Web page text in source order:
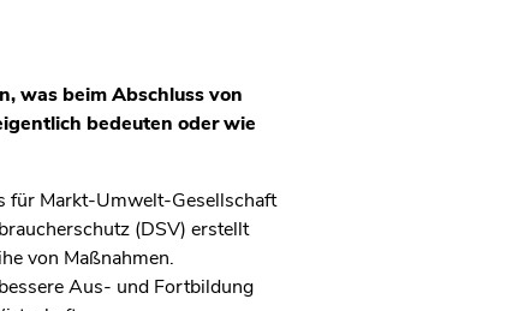
was beim Abschluss von
bedeuten oder wie
für Markt-Umwelt-Gesellschaft
(DSV) erstellt
von Maßnahmen.
Aus- und Fortbildung